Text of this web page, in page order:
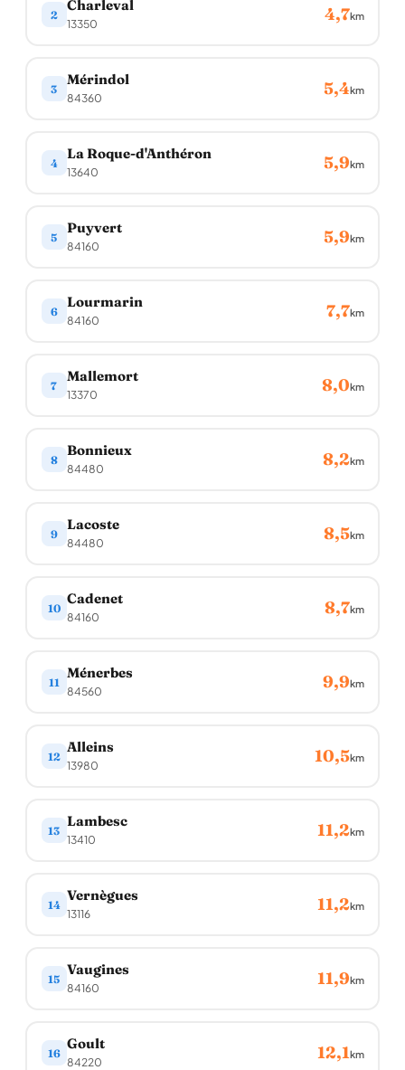
2
Charleval
13350 4,7km
3
Mérindol
84360 5,4km
4
La Roque-d'Anthéron
13640 5,9km
5
Puyvert
84160 5,9km
6
Lourmarin
84160 7,7km
7
Mallemort
13370 8,0km
8
Bonnieux
84480 8,2km
9
Lacoste
84480 8,5km
10
Cadenet
84160 8,7km
11
Ménerbes
84560 9,9km
12
Alleins
13980 10,5km
13
Lambesc
13410 11,2km
14
Vernègues
13116 11,2km
15
Vaugines
84160 11,9km
16
Goult
84220 12,1km